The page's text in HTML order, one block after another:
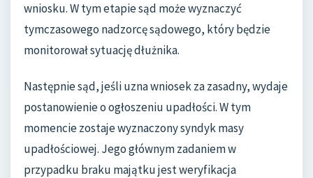
wniosku. W tym etapie sąd może wyznaczyć
tymczasowego nadzorcę sądowego, który będzie
monitorował sytuację dłużnika.
Następnie sąd, jeśli uzna wniosek za zasadny, wydaje
postanowienie o ogłoszeniu upadłości. W tym
momencie zostaje wyznaczony syndyk masy
upadłościowej. Jego głównym zadaniem w
przypadku braku majątku jest weryfikacja